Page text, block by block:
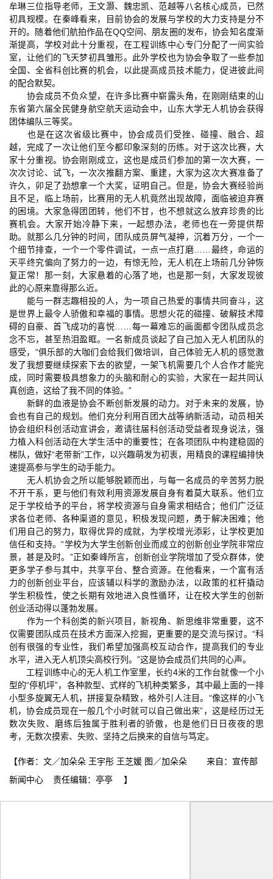
牟琳三位指导老师，王文灏、魏忠凯、范越等八名核心成员，已然
初具规模。在秦峰看来，目前协会的发展与学校的大力支持是分不
开的。随着他们航拍作品在QQ空间、朋友圈的发布，协会知名度渐
渐提高，学校对此十分重视，在工程训练中心专门分配了一间实验
室，让他们的飞天梦初具雏形。此外学校也为协会争取了一些参加
全国、全省科创比赛的机会，以此提高成员技术能力，促进彼此间
的配合默契。
协会成员不负众望，在许多比赛中崭露头角，在刚刚结束的山
东省第六届全民健身航空航天运动会中，山东大学无人机协会获得
团体编队三等奖。
也是在这次省级比赛中，协会成员们受挫、碰撞、融合、超
越，完成了一次让他们至今都印象深刻的历练。对于这次比赛，大
家十分重视。协会刚刚成立，这也是成员们参加的第一次大赛，一
次次讨论、试飞，一次次推翻方案、重建，大家为这次大赛准备了
许久，卯足了劲想拿一个大奖，证明自己。但是，协会大赛经验尚
且不足，临上场前，比赛用的无人机竟然出现故障，面临被迫弃赛
的困境。大家急得团团转，他们不甘，也不想就这么放弃珍贵的比
赛机会。大家开始冷静下来，一起想办法，老师也在一旁提供帮
助。就那么几分钟的时间，团队成员屏气凝神，沉着万分，一个一
个细节排查，一个一个零件调试，一点一点打磨……最终，命运的
天平终究偏向了努力的一边，有惊无险，无人机在上场前几分钟恢
复正常！那一刻，大家悬着的心落了地，也是那一刻，大家发现彼
此的心原来靠得那么近。
能与一群志趣相投的人，为一项自己热爱的事情共同奋斗，这
是世界上最令人骄傲和幸福的事情。思想火花的碰撞、破解技术障
碍的自豪、首飞成功的喜悦……每一幕难忘的画面都令团队成员念
念不忘，甚至热泪盈眶。一名新成员谈起了自己加入无人机团队的
感受，“俱乐部的大咖们会给我们做培训，自己体验无人机的感觉激
发了我想要继续探索下去的欲望，一架飞机需要几个人合作才能完
成，同时需要极具想象力的头脑和耐心的实验，大家在一起共同认
真创造，这给了我不同的体验。”
新鲜的血液是协会不断创新发展的动力。对于未来的发展，协
会也有自己的规划。他们充分利用百团大战等纳新活动，动员相关
协会组织科创活动宣讲会，邀请往届科创活动受益者现身说法，强
力植入科创活动在大学生活中的重要性；在各项团队中构建稳固的
梯队，做好“老带新”工作，以兴趣萌发为初衷，用精良的课程编排快
速提高参与学生的动手能力。
无人机协会之所以能够脱颖而出，与每一名成员的辛苦努力脱
不开干系，更与他们有效利用资源发展自身有着莫大联系。他们立
足于学校给予的平台，将学校资源与自身需求相结合；他们广泛征
求各位老师、各种渠道的意见，积极发现问题，勇于解决困难；他
们用自己的努力，取得优异的成就，为学校增光添彩，让学校更加
信任和支持。“学校为大学生创新创业而成立的创新创业学院非常应
景，甚是及时。”正如秦峰所言，创新创业学院增加了受众群体，使
更多学子参与其中，共享平台、整合资源。在他看来，一个富有活
力的创新创业平台，应该辅以科学的激励办法，以政策的杠杆撬动
学生积极性，使之长期有效地进入良性循环，让在校大学生的创新
创业活动得以蓬勃发展。
作为一个科创类的新兴项目，新视角、新思维非常重要，这不
仅需要团队成员在技术方面深入挖掘，更重要的是交流与探讨。“科
创有很强的专业性，我们希望加强高校互动合作，提高我们的专业
水平，进入无人机顶尖高校行列。”这是协会成员们共同的心声。
工程训练中心的无人机工作室里，长约4米的工作台就像一个小
型的“停机坪”，各种款型、式样的飞机种类繁多，其中最上面的一排
小型多旋翼无人机，拼接复杂精致，格外引人注目。“像这样的小飞
机，协会成员现在一般几个小时就可以自己做出来”，这是经历过无
数次失败、磨练后独属于胜利者的骄傲，也是他们日日夜夜的思
考，无数次摸索、失败、坚持之后换来的自信与笃定。
【作者：文／加朵朵 王宇彤 王芝媛 图／加朵朵 来自：宣传部
新闻中心 责任编辑：亭亭 】